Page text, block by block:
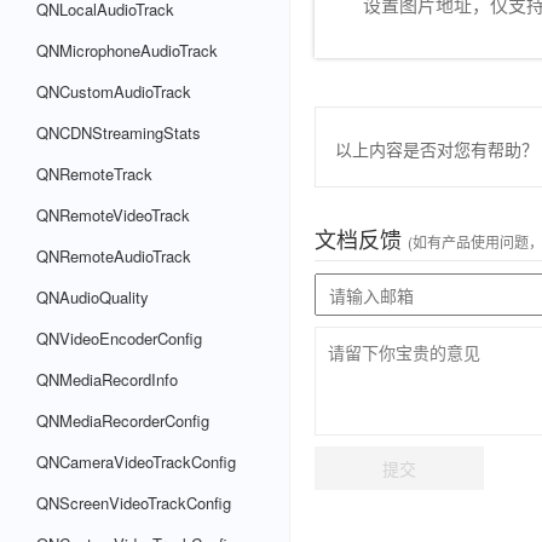
QNLocalAudioTrack
QNMicrophoneAudioTrack
QNCustomAudioTrack
QNCDNStreamingStats
QNRemoteTrack
QNRemoteVideoTrack
QNRemoteAudioTrack
QNAudioQuality
QNVideoEncoderConfig
QNMediaRecordInfo
QNMediaRecorderConfig
QNCameraVideoTrackConfig
QNScreenVideoTrackConfig
设置图片地址，仅支
以上内容是否对您有帮助？
文档反馈 (如有产品使用问题
提交